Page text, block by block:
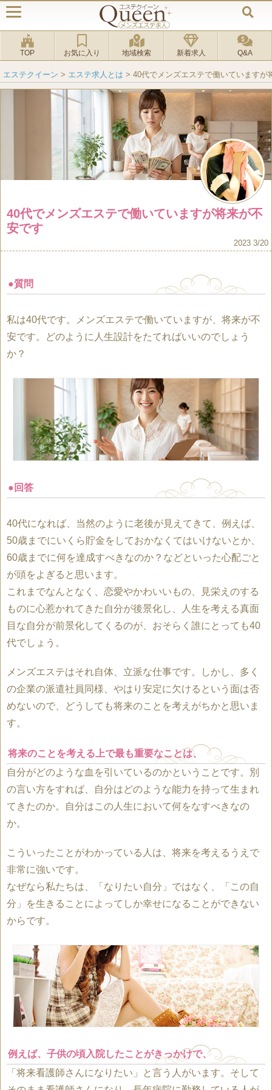
TOP お気に入り 地域検索 新着求人 Q&A
エステクイーン > エステ求人とは > 40代でメンズエステで働いていますが
40代でメンズエステで働いていますが将来が不
安です
2023 3/20
●質問
私は40代です。メンズエステで働いていますが、将来が不
安です。どのように人生設計をたてればいいのでしょう
か？
●回答
40代になれば、当然のように老後が見えてきて、例えば、
50歳までにいくら貯金をしておかなくてはいけないとか、
60歳までに何を達成すべきなのか？などといった心配ごと
が頭をよぎると思います。
これまでなんとなく、恋愛やかわいいもの、見栄えのする
ものに心惹かれてきた自分が後景化し、人生を考える真面
目な自分が前景化してくるのが、おそらく誰にとっても40
代でしょう。
メンズエステはそれ自体、立派な仕事です。しかし、多く
の企業の派遣社員同様、やはり安定に欠けるという面は否
めないので、どうしても将来のことを考えがちかと思いま
す。
将来のことを考える上で最も重要なことは、
自分がどのような血を引いているのかということです。別
の言い方をすれば、自分はどのような能力を持って生まれ
てきたのか。自分はこの人生において何をなすべきなの
か。
こういったことがわかっている人は、将来を考えるうえで
非常に強いです。
なぜなら私たちは、「なりたい自分」ではなく、「この自
分」を生きることによってしか幸せになることができない
からです。
例えば、子供の頃入院したことがきっかけで、
「将来看護師さんになりたい」と言う人がいます。そして